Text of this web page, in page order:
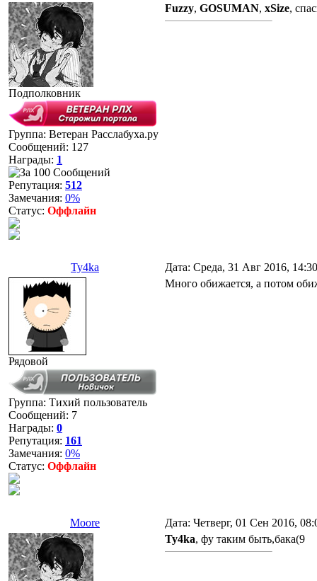
Подполковник
Группа: Ветеран Расслабуха.ру
Сообщений: 127
Награды: 1
Репутация: 512
Замечания: 0%
Статус: Оффлайн
Fuzzy, GOSUMAN, xSize,
Ty4ka Дата: Среда, 31 Авг 2016,
Рядовой
Группа: Тихий пользователь
Сообщений: 7
Награды: 0
Репутация: 161
Замечания: 0%
Статус: Оффлайн
Много обижается, а потом
Moore
Дата: Четверг, 01 Сен 2016,
Ty4ka, фу таким быть,бака(9